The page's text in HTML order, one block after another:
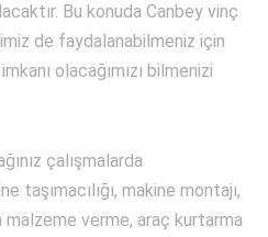
Bu konuda Canbey vinç
de faydalanabilmeniz için
olacağımızı bilmenizi
çalışmalarda
taşımacılığı, makine montajı,
verme, araç kurtarma